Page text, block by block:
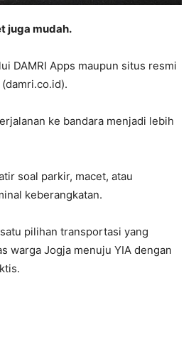
juga mudah.
DAMRI Apps maupun situs resmi
ke bandara menjadi lebih
soal parkir, macet, atau
keberangkatan.
pilihan transportasi yang
warga Jogja menuju YIA dengan